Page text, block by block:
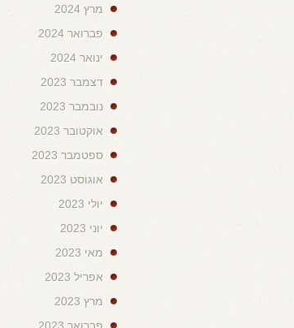
מרץ 2024
פברואר 2024
ינואר 2024
דצמבר 2023
נובמבר 2023
אוקטובר 2023
ספטמבר 2023
אוגוסט 2023
יולי 2023
יוני 2023
מאי 2023
אפריל 2023
מרץ 2023